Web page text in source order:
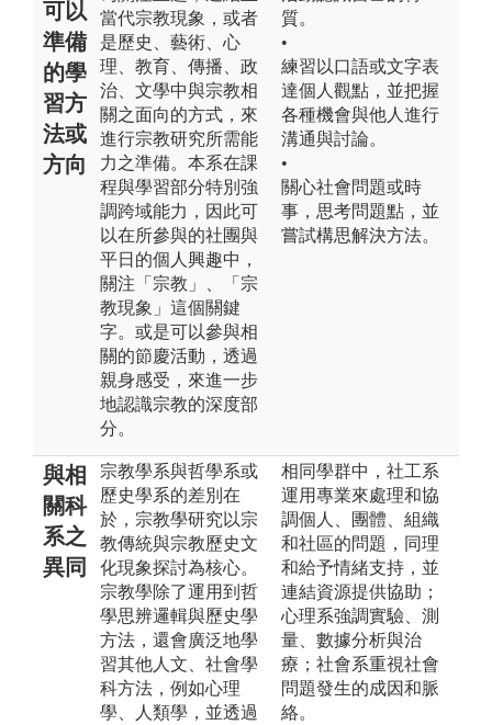
可以
準備
的學
習方
法或
方向
當代宗教現象，或者
是歷史、藝術、心
理、教育、傳播、政
治、文學中與宗教相
關之面向的方式，來
進行宗教研究所需能
力之準備。本系在課
程與學習部分特別強
調跨域能力，因此可
以在所參與的社團與
平日的個人興趣中，
關注「宗教」、「宗
教現象」這個關鍵
字。或是可以參與相
關的節慶活動，透過
親身感受，來進一步
地認識宗教的深度部
分。
質。
•
練習以口語或文字表
達個人觀點，並把握
各種機會與他人進行
溝通與討論。
•
關心社會問題或時
事，思考問題點，並
嘗試構思解決方法。
與相
關科
系之
異同
宗教學系與哲學系或
歷史學系的差別在
於，宗教學研究以宗
教傳統與宗教歷史文
化現象探討為核心。
宗教學除了運用到哲
學思辨邏輯與歷史學
方法，還會廣泛地學
習其他人文、社會學
科方法，例如心理
學、人類學，並透過
相同學群中，社工系
運用專業來處理和協
調個人、團體、組織
和社區的問題，同理
和給予情緒支持，並
連結資源提供協助；
心理系強調實驗、測
量、數據分析與治
療；社會系重視社會
問題發生的成因和脈
絡。